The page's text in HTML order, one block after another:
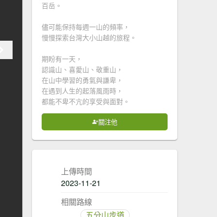
百岳。
儘可能保持每週一山的頻率，
慢慢探索台灣大小山越的旅程。
期盼有一天，
認識山、喜愛山、敬重山，
在山中學習的勇氣與謙卑，
在遇到人生的起落風雨時，
都能不卑不亢的享受與面對。
關注他
上傳時間
2023-11-21
相關路線